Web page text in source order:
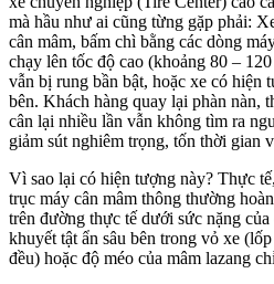
mà hầu như ai cũng từng gặp phải:
cân mâm, bấm chì bằng các dòng
chạy lên tốc độ cao (khoảng 80 –
vẫn bị rung bần bật, hoặc xe có hiện
bên. Khách hàng quay lại phàn nàn,
cân lại nhiều lần vẫn không tìm ra
giảm sút nghiêm trọng, tốn thời gian
Vì sao lại có hiện tượng này? Thực
trục máy cân mâm thông thường
trên đường thực tế dưới sức nặng
khuyết tật ẩn sâu bên trong vỏ xe
đều) hoặc độ méo của mâm lazang